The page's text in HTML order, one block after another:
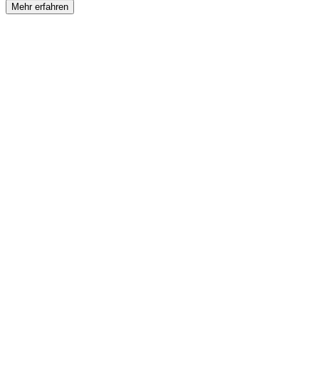
Mehr erfahren